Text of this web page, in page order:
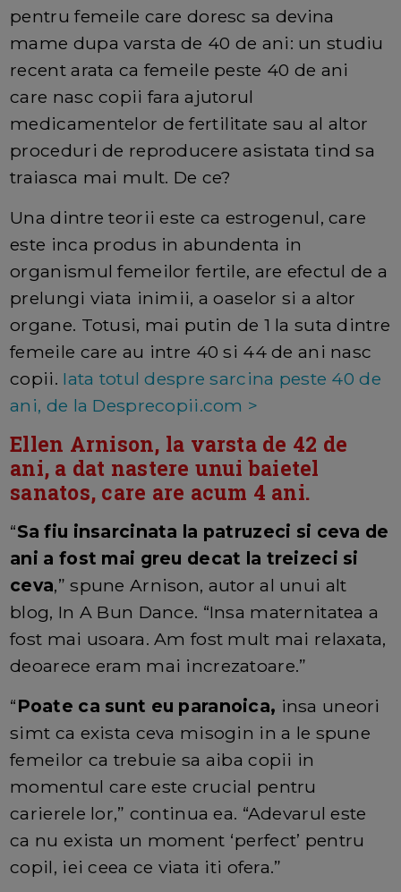
pentru femeile care doresc sa devina
mame dupa varsta de 40 de ani: un studiu
recent arata ca femeile peste 40 de ani
care nasc copii fara ajutorul
medicamentelor de fertilitate sau al altor
proceduri de reproducere asistata tind sa
traiasca mai mult. De ce?
Una dintre teorii este ca estrogenul, care
este inca produs in abundenta in
organismul femeilor fertile, are efectul de a
prelungi viata inimii, a oaselor si a altor
organe. Totusi, mai putin de 1 la suta dintre
femeile care au intre 40 si 44 de ani nasc
copii. Iata totul despre sarcina peste 40 de
ani, de la Desprecopii.com >
Ellen Arnison, la varsta de 42 de
ani, a dat nastere unui baietel
sanatos, care are acum 4 ani.
“Sa fiu insarcinata la patruzeci si ceva de
ani a fost mai greu decat la treizeci si
ceva,” spune Arnison, autor al unui alt
blog, In A Bun Dance. “Insa maternitatea a
fost mai usoara. Am fost mult mai relaxata,
deoarece eram mai increzatoare.”
“Poate ca sunt eu paranoica, insa uneori
simt ca exista ceva misogin in a le spune
femeilor ca trebuie sa aiba copii in
momentul care este crucial pentru
carierele lor,” continua ea. “Adevarul este
ca nu exista un moment ‘perfect’ pentru
copil, iei ceea ce viata iti ofera.”